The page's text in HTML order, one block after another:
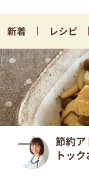
新着 レシピ
節約ア
トッ